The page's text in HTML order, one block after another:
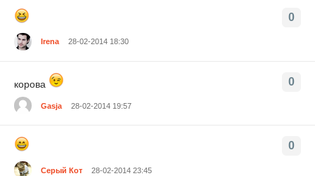
0
Irena 28-02-2014 18:30
0
корова
Gasja 28-02-2014 19:57
0
Серый Кот 28-02-2014 23:45